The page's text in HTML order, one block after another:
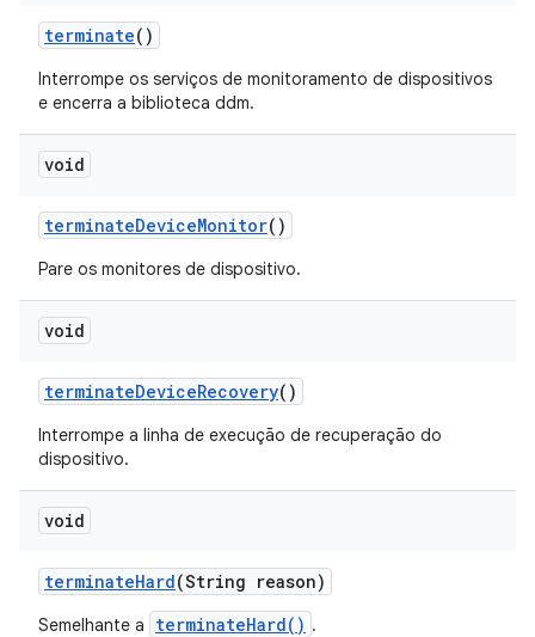
terminate()
Interrompe os serviços de monitoramento de dispositivos
e encerra a biblioteca ddm.
void
terminateDeviceMonitor()
Pare os monitores de dispositivo.
void
terminateDeviceRecovery()
Interrompe a linha de execução de recuperação do
dispositivo.
void
terminateHard(String reason)
Semelhante a terminateHard() .